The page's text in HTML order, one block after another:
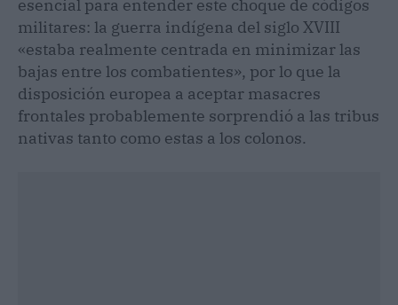
esencial para entender este choque de códigos
militares: la guerra indígena del siglo XVIII
«estaba realmente centrada en minimizar las
bajas entre los combatientes», por lo que la
disposición europea a aceptar masacres
frontales probablemente sorprendió a las tribus
nativas tanto como estas a los colonos.